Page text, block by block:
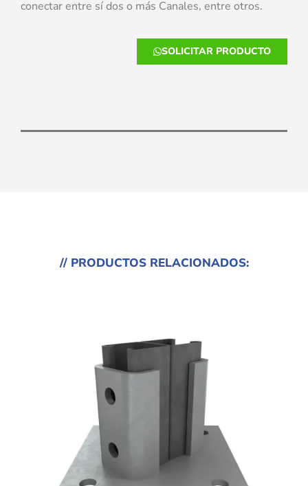
conectar entre sí dos o más Canales, entre otros.
SOLICITAR PRODUCTO
// PRODUCTOS RELACIONADOS: